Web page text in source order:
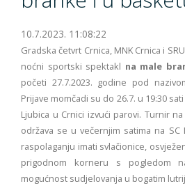
10.7.2023. 11:08:22
Gradska četvrt Crnica, MNK Crnica i
noćni sportski spektakl na male
početi 27.7.2023. godine pod
Prijave momčadi su do 26.7. u 19:30
Ljubica u Crnici izvući parovi. Turnir
održava se u večernjim satima na SC
raspolaganju imati svlačionice,
prigodnom korneru s pogledom
mogućnost sudjelovanja u bogatim